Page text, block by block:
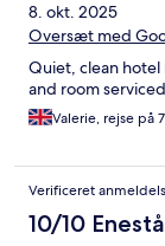
8. okt. 2025
Oversæt med
Quiet, clean hotel
and room
Valerie, rejse på
Verificeret
10/10